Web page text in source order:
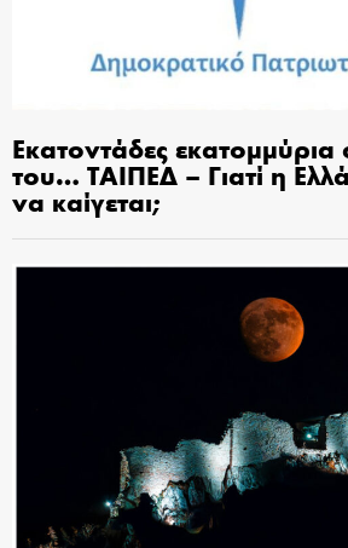
Εκατοντάδες
του… ΤΑΙΠΕΔ – Γιατί η
να καίγεται;